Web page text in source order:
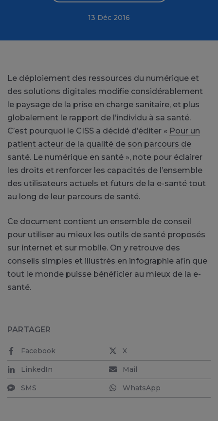
13 Déc 2016
Le déploiement des ressources du numérique et
des solutions digitales modifie considérablement
le paysage de la prise en charge sanitaire, et plus
globalement le rapport de l’individu à sa santé.
C’est pourquoi le CISS a décidé d’éditer « Pour un
patient acteur de la qualité de son parcours de
santé. Le numérique en santé », note pour éclairer
les droits et renforcer les capacités de l’ensemble
des utilisateurs actuels et futurs de la e-santé tout
au long de leur parcours de santé.
Ce document contient un ensemble de conseil
pour utiliser au mieux les outils de santé proposés
sur internet et sur mobile. On y retrouve des
conseils simples et illustrés en infographie afin que
tout le monde puisse bénéficier au mieux de la e-
santé.
PARTAGER
Facebook X
LinkedIn Mail
SMS WhatsApp